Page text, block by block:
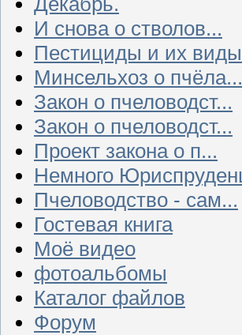
И снова о стволов...
Пестициды и их виды
Минсельхоз о пчёла...
Закон о пчеловодст...
Закон о пчеловодст...
Проект закона о п...
Немного
Пчеловодство - сам...
Гостевая книга
Моё видео
фотоальбомы
Каталог файлов
Форум